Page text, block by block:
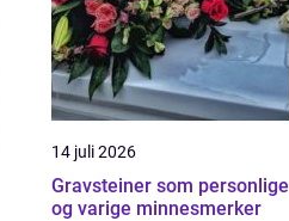
14 juli 2026
Gravsteiner som personlige
og varige minnesmerker